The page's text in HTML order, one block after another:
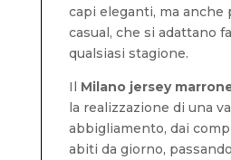
capi eleganti, ma anche
casual, che si adattano
qualsiasi stagione.
Il Milano jersey
la realizzazione di una
abbigliamento, dai
abiti da giorno,